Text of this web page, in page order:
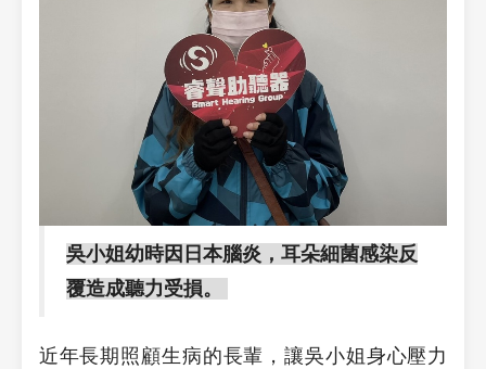
吳小姐幼時因日本腦炎，耳朵細菌感染反
覆造成聽力受損。
近年長期照顧生病的長輩，讓吳小姐身心壓力